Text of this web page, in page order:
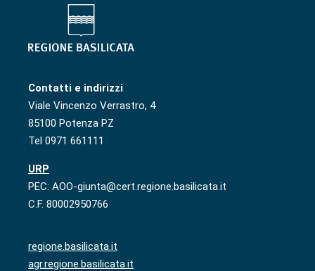
Contatti e indirizzi
Viale Vincenzo Verrastro, 4
85100 Potenza PZ
Tel 0971 661111
URP
PEC: AOO-giunta@cert.regione.basilicata.it
C.F. 80002950766
regione.basilicata.it
agr.regione.basilicata.it